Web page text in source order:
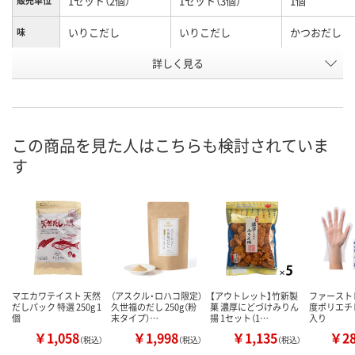
味 いりこだし いりこだし かつおだし
号
お届け日
数量 数量
カゴへ カ
詳しく見る
この商品を見た人はこちらも検討されていま
す
マエカワテイスト 天然
だしパック 特選 250g 1
個
￥1,058（税込）
（アスクル・ロハコ限定）
久世福のだし 250g（粉
末タイプ）…
￥1,998（税込）
【アウトレット】竹新製
菓 濃厚にどづけみりん
揚 1セット（1…
￥1,135（税込）
ファース
度ポリエ
入り
￥